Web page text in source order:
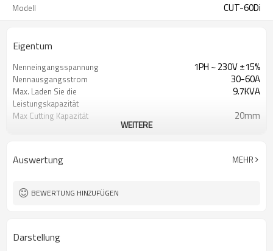
Modell CUT-60Di
Eigentum
Nenneingangsspannung 1PH ~ 230V ±15%
Nennausgangsstrom 30-60A
Max. Laden Sie die
Leistungskapazität
9.7KVA
Max Cutting Kapazität
20mm
Leerlaufspannung (OCV) 280V
Garantie
Abmessungen
WEITERE
Auswertung MEHR
BEWERTUNG HINZUFÜGEN
Darstellung